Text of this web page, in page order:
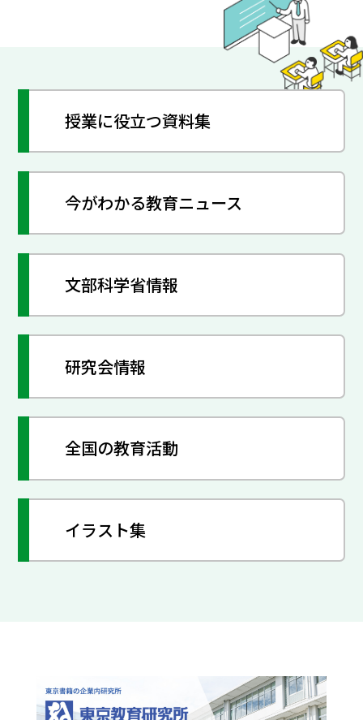
授業に役立つ資料集
今がわかる教育ニュース
文部科学省情報
研究会情報
全国の教育活動
イラスト集